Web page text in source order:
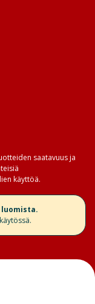
saatavuus ja
käyttöä.